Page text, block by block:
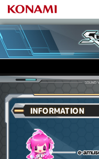
INFORMATION